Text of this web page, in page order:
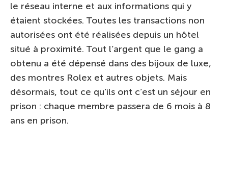
le réseau interne et aux informations qui y
étaient stockées. Toutes les transactions non
autorisées ont été réalisées depuis un hôtel
situé à proximité. Tout l’argent que le gang a
obtenu a été dépensé dans des bijoux de luxe,
des montres Rolex et autres objets. Mais
désormais, tout ce qu’ils ont c’est un séjour en
prison : chaque membre passera de 6 mois à 8
ans en prison.